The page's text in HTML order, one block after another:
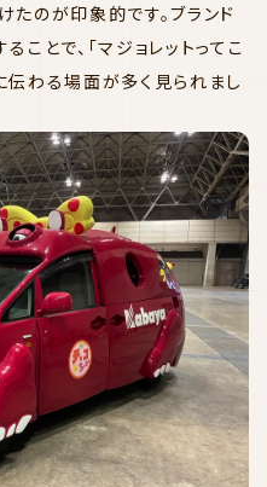
のが印象的です。ブランド
ことで、「マジョレットってこ
伝わる場面が多く見られまし